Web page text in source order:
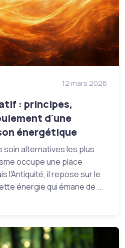
12 mars 2026
: principes,
d'une
énergétique
soin alternatives les plus
occupe une place
l'Antiquité, il repose sur le
énergie qui émane de ...